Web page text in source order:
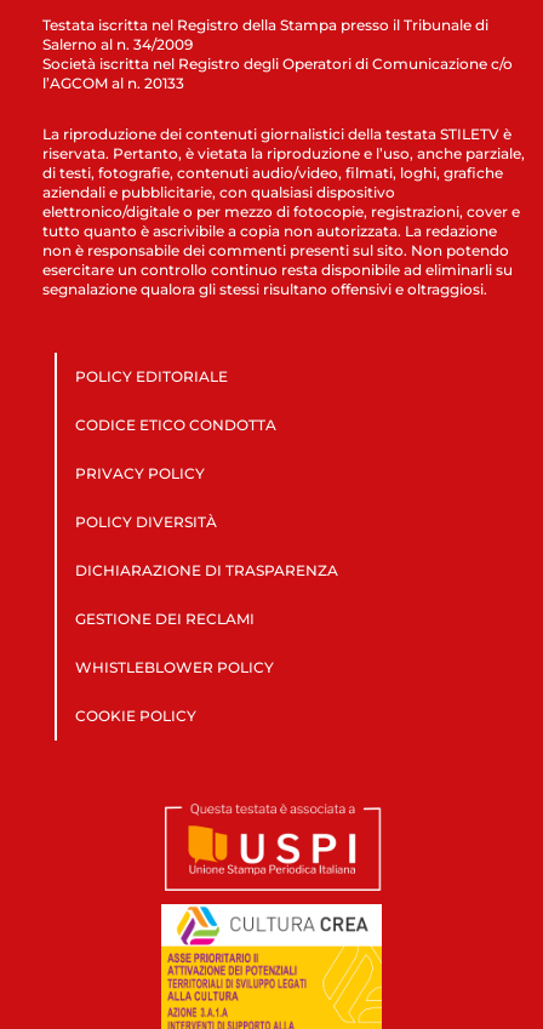
Testata iscritta nel Registro della Stampa presso il Tribunale di
Salerno al n. 34/2009
Società iscritta nel Registro degli Operatori di Comunicazione c/o
l’AGCOM al n. 20133
La riproduzione dei contenuti giornalistici della testata STILETV è
riservata. Pertanto, è vietata la riproduzione e l’uso, anche parziale,
di testi, fotografie, contenuti audio/video, filmati, loghi, grafiche
aziendali e pubblicitarie, con qualsiasi dispositivo
elettronico/digitale o per mezzo di fotocopie, registrazioni, cover e
tutto quanto è ascrivibile a copia non autorizzata. La redazione
non è responsabile dei commenti presenti sul sito. Non potendo
esercitare un controllo continuo resta disponibile ad eliminarli su
segnalazione qualora gli stessi risultano offensivi e oltraggiosi.
POLICY EDITORIALE
CODICE ETICO CONDOTTA
PRIVACY POLICY
POLICY DIVERSITÀ
DICHIARAZIONE DI TRASPARENZA
GESTIONE DEI RECLAMI
WHISTLEBLOWER POLICY
COOKIE POLICY